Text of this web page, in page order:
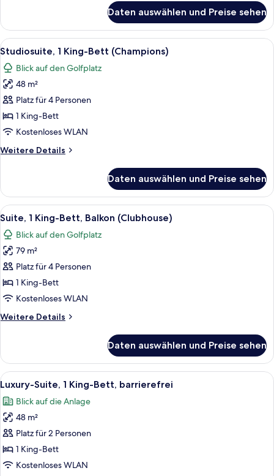
1 King-
Bett,
barrierefrei
Champions)
Daten auswählen und Preise sehen
Alle
Fotos
für
Studiosuite,
1 King-
Bett
(Champions)
Ein Hotelzimmer mit einem großen
7
Studiosuite, 1 King-Bett (Champions)
Blick auf den Golfplatz
48 m²
Platz für 4 Personen
1 King-Bett
Kostenloses WLAN
Weitere Details
Weitere
1 King-
Bett
(Champions)
Daten auswählen und Preise sehen
Alle
Fotos
für
Suite,
1 King-
Bett,
Balkon
anzeigen
Ein Hotelzimmer mit Sofa, Sessel,
8
Suite, 1 King-Bett, Balkon (Clubhouse)
Blick auf den Golfplatz
79 m²
Platz für 4 Personen
1 King-Bett
Kostenloses WLAN
Weitere Details
Weitere
1 King-
Bett,
Balkon
(Clubhouse)
Daten auswählen und Preise sehen
Alle
Fotos
für
Luxury-
Suite,
1 King-
Bett,
Ein geräumiger Wohnbereich mit
5
Luxury-Suite, 1 King-Bett, barrierefrei
Blick auf die Anlage
48 m²
Platz für 2 Personen
1 King-Bett
Kostenloses WLAN